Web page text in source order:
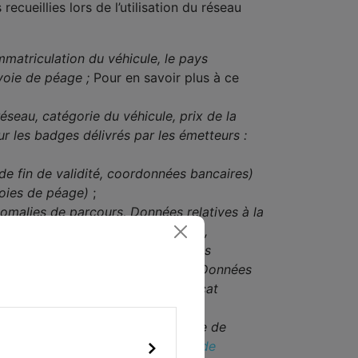
lors de l’utilisation du réseau
du véhicule, le pays
de péage ; Pour en savoir plus à ce
catégorie du véhicule, prix de la
les badges délivrés par les émetteurs :
fin de validité, coordonnées bancaires)
de péage) ;
de parcours, Données relatives à la
au conducteur (identité, adresse,
d’Immatriculation des Véhicules
de l’agent verbalisateur) et Données
qualité de propriétaire du certificat
au passage du poste frontière de
des Données liées à la voie de